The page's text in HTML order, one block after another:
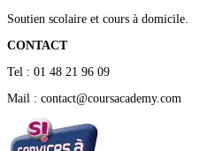
Soutien scolaire et cours à domicile.
CONTACT
Tel : 01 48 21 96 09
Mail : contact@coursacademy.com